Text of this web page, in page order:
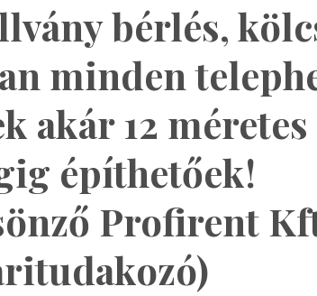
bérlés,
minden
akár 12 méretes
építhetőek!
Profirent